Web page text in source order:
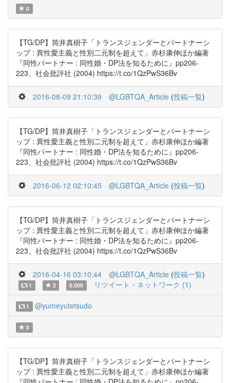
0
【TG/DP】筒井真樹子「トランスジェンダーとパートナーシ
ップ : 異性愛主義と性別二元制を超えて」赤杉康伸ほか編著
『同性パートナー : 同性婚・DP法を知るために』pp206-
223、社会批評社 (2004) https://t.co/1QzPwS36Bv
2016-08-09 21:10:39 @LGBTQA_Article (投稿一覧)
【TG/DP】筒井真樹子「トランスジェンダーとパートナーシ
ップ : 異性愛主義と性別二元制を超えて」赤杉康伸ほか編著
『同性パートナー : 同性婚・DP法を知るために』pp206-
223、社会批評社 (2004) https://t.co/1QzPwS36Bv
2016-06-12 02:10:45 @LGBTQA_Article (投稿一覧)
【TG/DP】筒井真樹子「トランスジェンダーとパートナーシ
ップ : 異性愛主義と性別二元制を超えて」赤杉康伸ほか編著
『同性パートナー : 同性婚・DP法を知るために』pp206-
223、社会批評社 (2004) https://t.co/1QzPwS36Bv
2016-04-16 03:10:44 @LGBTQA_Article (投稿一覧)
1 2 0.000 リツイート・ネットワーク (1)
1 @yumeyutetsudo
0
【TG/DP】筒井真樹子「トランスジェンダーとパートナーシ
ップ : 異性愛主義と性別二元制を超えて」赤杉康伸ほか編著